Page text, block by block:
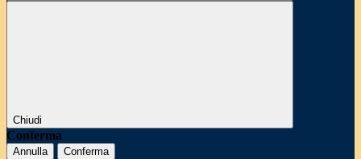
Chiudi
Conferma
Annulla Conferma